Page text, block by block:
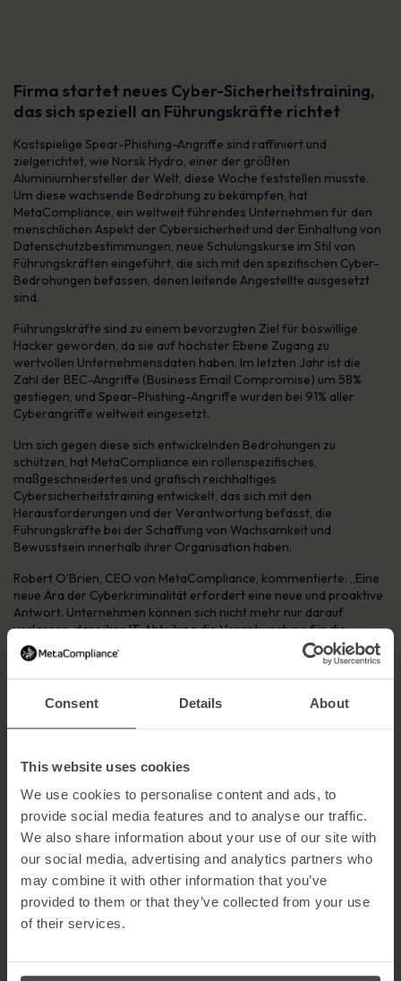
Consent Details About
This website uses cookies
We use cookies to personalise content and ads, to
provide social media features and to analyse our traffic.
We also share information about your use of our site with
our social media, advertising and analytics partners who
may combine it with other information that you’ve
provided to them or that they’ve collected from your use
of their services.
Firma startet neues Cyber-Sicherheitstraining,
das sich speziell an Führungskräfte richtet
Kostspielige Spear-Phishing-Angriffe sind raffiniert und
zielgerichtet, wie Norsk Hydro, einer der größten
Aluminiumhersteller der Welt, diese Woche feststellen musste.
Um diese wachsende Bedrohung zu bekämpfen, hat
MetaCompliance, ein weltweit führendes Unternehmen für den
menschlichen Aspekt der Cybersicherheit und der Einhaltung von
Datenschutzbestimmungen, neue Schulungskurse im Stil von
Führungskräften eingeführt, die sich mit den spezifischen Cyber-
Bedrohungen befassen, denen leitende Angestellte ausgesetzt
sind.
Führungskräfte sind zu einem bevorzugten Ziel für böswillige
Hacker geworden, da sie auf höchster Ebene Zugang zu
wertvollen Unternehmensdaten haben. Im letzten Jahr ist die
Zahl der BEC-Angriffe (Business Email Compromise) um 58%
gestiegen, und Spear-Phishing-Angriffe wurden bei 91% aller
Cyberangriffe weltweit eingesetzt.
Um sich gegen diese sich entwickelnden Bedrohungen zu
schützen, hat MetaCompliance ein rollenspezifisches,
maßgeschneidertes und grafisch reichhaltiges
Cybersicherheitstraining entwickelt, das sich mit den
Herausforderungen und der Verantwortung befasst, die
Führungskräfte bei der Schaffung von Wachsamkeit und
Bewusstsein innerhalb ihrer Organisation haben.
Robert O’Brien, CEO von MetaCompliance, kommentierte: „Eine
neue Ära der Cyberkriminalität erfordert eine neue und proaktive
Antwort. Unternehmen können sich nicht mehr nur darauf
verlassen, dass ihre IT-Abteilung die Verantwortung für die
Cybersicherheit übernimmt. Ein effektives Cyber-
Risikomanagement beginnt mit der Sensibilisierung auf
Vorstandsebene und der effektivste Weg, dieses Bewusstsein zu
schaffen, ist eine gezielte und rollenspezifische Schulung.“
Die neuen MetaCompliance-Schulungen für Führungskräfte
sind, um Cyber-Risiken zu minimieren und eine bessere Kultur des
schaffen.
Über MetaCompliance
Metacompliance wurde 2005 gegründet und ist ein weltweit
führendes Unternehmen für den menschlichen Aspekt der
Einhaltung von Cybersicherheit und Datenschutz. Seine innovative
Cloud-Plattform bietet eine One-Stop-Shop-Managementlösung
für die Sensibilisierung der Mitarbeiter und die Einhaltung von
Die Plattform bietet Kunden eine vollständig integrierte und